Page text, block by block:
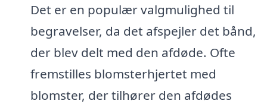
Det er en populær valgmulighed til
begravelser, da det afspejler det bånd,
der blev delt med den afdøde. Ofte
fremstilles blomsterhjertet med
blomster, der tilhører den afdødes